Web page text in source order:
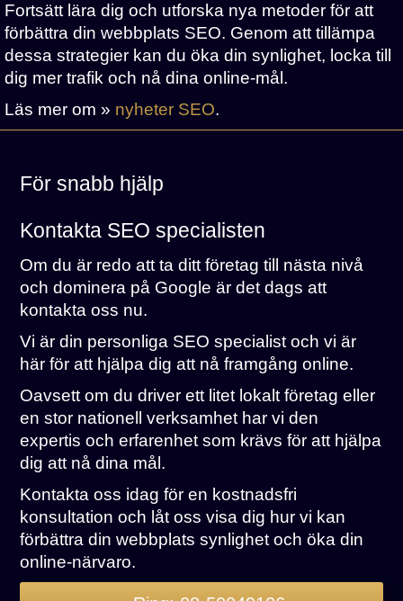
Fortsätt lära dig och utforska nya metoder för att
förbättra din webbplats SEO. Genom att tillämpa
dessa strategier kan du öka din synlighet, locka till
dig mer trafik och nå dina online-mål.
Läs mer om » nyheter SEO.
För snabb hjälp
Kontakta SEO specialisten
Om du är redo att ta ditt företag till nästa nivå
och dominera på Google är det dags att
kontakta oss nu.
Vi är din personliga SEO specialist och vi är
här för att hjälpa dig att nå framgång online.
Oavsett om du driver ett litet lokalt företag eller
en stor nationell verksamhet har vi den
expertis och erfarenhet som krävs för att hjälpa
dig att nå dina mål.
Kontakta oss idag för en kostnadsfri
konsultation och låt oss visa dig hur vi kan
förbättra din webbplats synlighet och öka din
online-närvaro.